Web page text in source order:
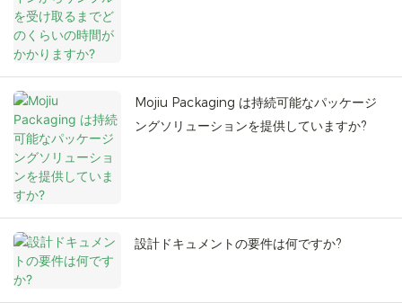
Mojiu Packaging は持続可能なパッケージ
ングソリューションを提供していますか?
設計ドキュメントの要件は何ですか?